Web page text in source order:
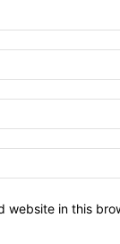
website in this